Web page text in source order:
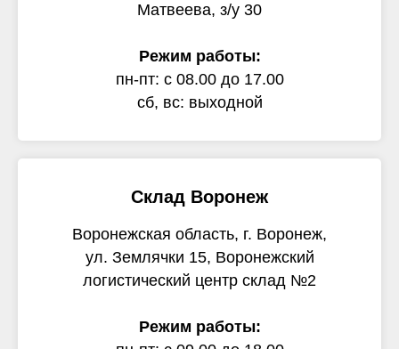
Матвеева, з/у 30
Режим работы:
пн-пт: с 08.00 до 17.00
сб, вс: выходной
Склад Воронеж
Воронежская область, г. Воронеж,
ул. Землячки 15, Воронежский
логистический центр склад №2
Режим работы: